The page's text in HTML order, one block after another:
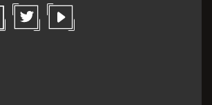
Verirdiniz?